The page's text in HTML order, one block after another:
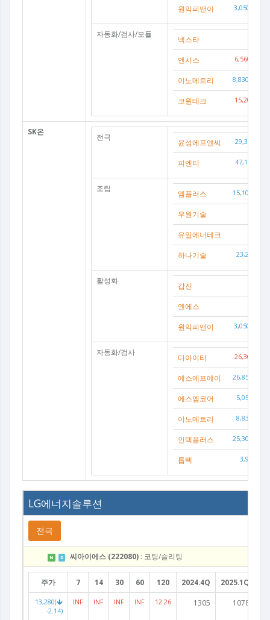
원익피앤이 3,050(
자동화/검사/모듈
넥스타
엔시스 6,560(
이노메트리 8,830(
코윈테크 15,200(
SK온
전극
윤성에프엔씨 29,350(
피엔티 47,100(
조립
엠플러스 15,100(
우원기술
유일에너테크
하나기술 23,250(
활성화
갑진
엔에스
원익피앤이 3,050(
자동화/검사
디아이티 26,300(
에스에프에이 26,850(
에스엠코어 5,050(
이노메트리 8,830(
인텍플러스 25,300(
톱텍 3,990(
LG에너지솔루션
전극
N D 씨아이에스 (222080) : 코팅/슬리팅
주가 7 14 30 60 120 2024.4Q 2025.1Q
13,280(
-2.14)
INF INF INF INF 12.26 1305 1078